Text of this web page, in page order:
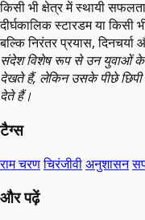
किसी भी क्षेत्र में स्थायी
दीर्घकालिक स्टारडम या
बल्कि निरंतर प्रयास,
संदेश विशेष रूप से उन युवाओं के
देखते हैं, लेकिन उसके पीछे
देते हैं।
टैग्स
राम चरणचिरंजीवीअनुशासन
और पढ़ें